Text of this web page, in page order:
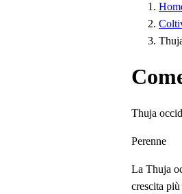
Thuja
Perenne
La Thuja
crescita